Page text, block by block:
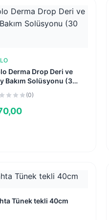
Derma Drop Deri ve
Bakım Solüsyonu (30
(0)
Sepete Ekle
Tünek tekli 40cm